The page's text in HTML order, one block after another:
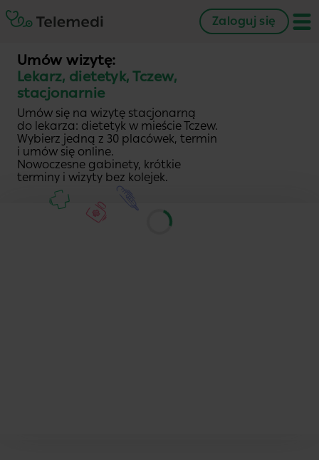
Zaloguj się
Umów wizytę:
Lekarz, dietetyk, Tczew,
stacjonarnie
Umów się na wizytę stacjonarną
do lekarza: dietetyk w mieście Tczew.
Wybierz jedną z 30 placówek, termin
i umów się online.
Nowoczesne gabinety, krótkie
terminy i wizyty bez kolejek.